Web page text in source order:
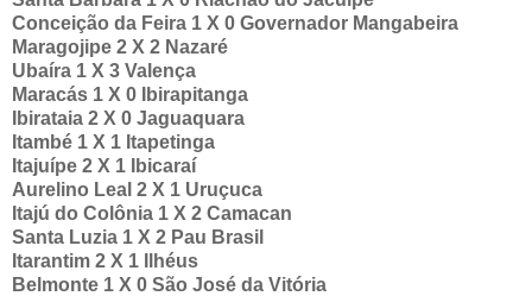
Conceição da Feira 1 X 0 Governador Mangabeira
Maragojipe 2 X 2 Nazaré
Ubaíra 1 X 3 Valença
Maracás 1 X 0 Ibirapitanga
Ibirataia 2 X 0 Jaguaquara
Itambé 1 X 1 Itapetinga
Itajuípe 2 X 1 Ibicaraí
Aurelino Leal 2 X 1 Uruçuca
Itajú do Colônia 1 X 2 Camacan
Santa Luzia 1 X 2 Pau Brasil
Itarantim 2 X 1 Ilhéus
Belmonte 1 X 0 São José da Vitória